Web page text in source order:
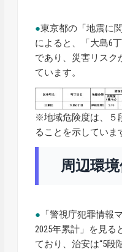
●東京都の「地震に
によると、「大島6
であり、災害リスク
ています。
※地域危険度は、５
ることを示していま
周辺環
● 「警視庁犯罪情報
2025年累計」を見る
ており、治安は“5段